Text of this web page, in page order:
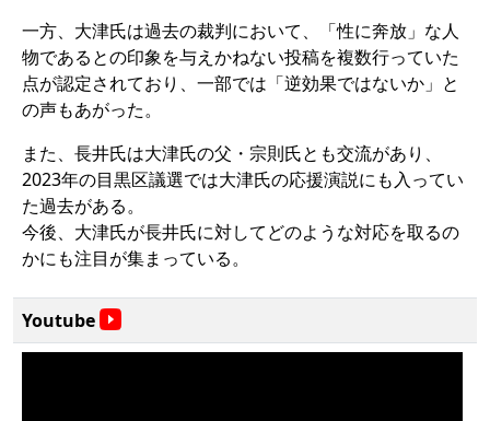
一方、大津氏は過去の裁判において、「性に奔放」な人
物であるとの印象を与えかねない投稿を複数行っていた
点が認定されており、一部では「逆効果ではないか」と
の声もあがった。
また、長井氏は大津氏の父・宗則氏とも交流があり、
2023年の目黒区議選では大津氏の応援演説にも入ってい
た過去がある。
今後、大津氏が長井氏に対してどのような対応を取るの
かにも注目が集まっている。
Youtube